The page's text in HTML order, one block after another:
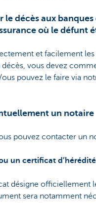
le décès aux banques
où le défunt
et facilement les
décès, vous devez
pouvez le faire via
un notaire
pouvez contacter un
un certificat d’hérédité
désigne officiellement
sera notamment